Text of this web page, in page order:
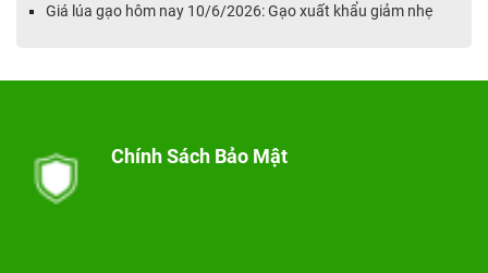
Giá lúa gạo hôm nay 10/6/2026: Gạo xuất khẩu giảm nhẹ
Chính Sách Bảo Mật